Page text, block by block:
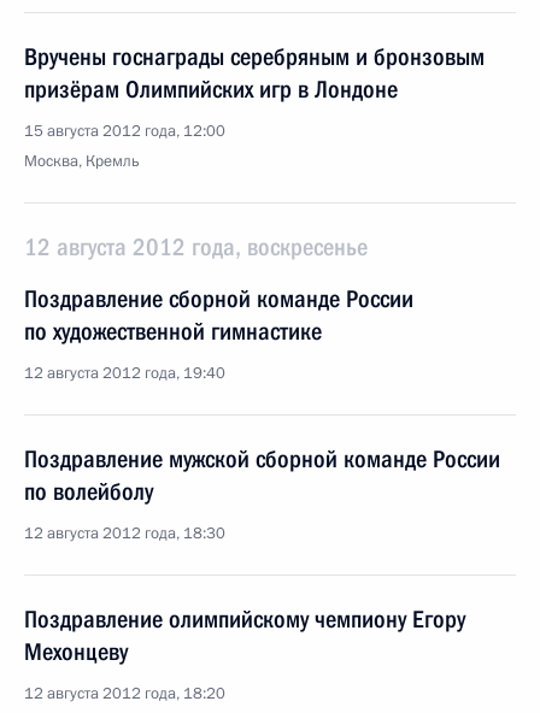
Вручены госнаграды серебряным и бронзовым
призёрам Олимпийских игр в Лондоне
15 августа 2012 года, 12:00
Москва, Кремль
12 августа 2012 года, воскресенье
Поздравление сборной команде России
по художественной гимнастике
12 августа 2012 года, 19:40
Поздравление мужской сборной команде России
по волейболу
12 августа 2012 года, 18:30
Поздравление олимпийскому чемпиону Егору
Мехонцеву
12 августа 2012 года, 18:20